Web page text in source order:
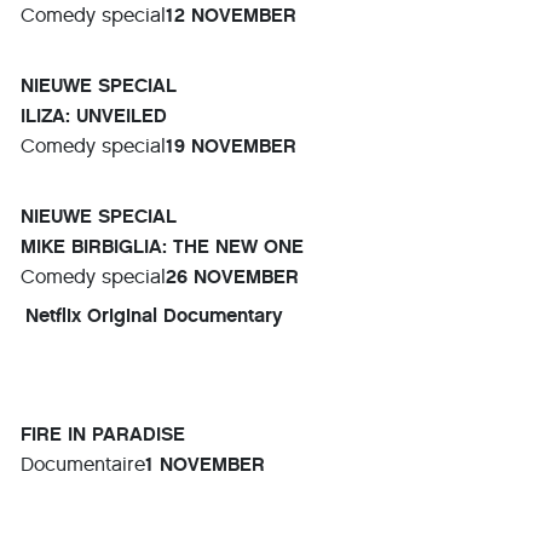
Comedy special12 NOVEMBER
NIEUWE SPECIAL
ILIZA: UNVEILED
Comedy special19 NOVEMBER
NIEUWE SPECIAL
MIKE BIRBIGLIA: THE NEW ONE
Comedy special26 NOVEMBER
Netflix Original Documentary
FIRE IN PARADISE
Documentaire1 NOVEMBER